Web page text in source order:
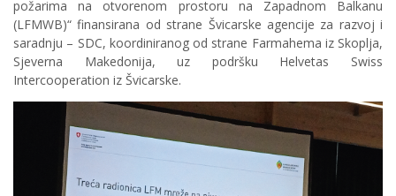
požarima na otvorenom prostoru na Zapadnom Balkanu
(LFMWB)“ finansirana od strane Švicarske agencije za razvoj i
saradnju – SDC, koordiniranog od strane Farmahema iz Skoplja,
Sjeverna Makedonija, uz podršku Helvetas Swiss
Intercooperation iz Švicarske.